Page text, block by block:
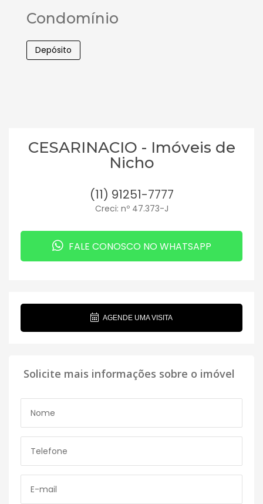
Condomínio
Depósito
CESARINACIO - Imóveis de
Nicho
(11) 91251-7777
Creci: nº 47.373-J
FALE CONOSCO NO WHATSAPP
AGENDE UMA VISITA
Solicite mais informações sobre o imóvel